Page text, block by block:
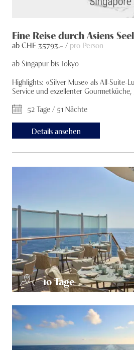
Eine Reise durch Asiens
ab CHF35793.– / pro Person
ab Singapur bis Tokyo
Highlights: «Silver Muse» als All-Suite-
Service und exzellenter Gourmetküche,
52 Tage / 51 Nächte
Details ansehen
10Tage